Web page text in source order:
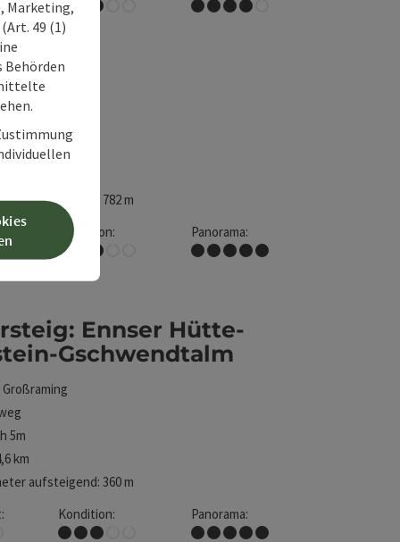
Mittel
Tolles Panorama
Großraming
59m
aufsteigend: 782 m
Kondition:
Mittel
Panorama:
Traumtour
Gschwendtalm
Ennser Hütte-
Gschwendtalm
Großraming
5m
km
aufsteigend: 360 m
Kondition:
Mittel
Panorama:
Traumtour
Marketing,
49 (1)
Behörden